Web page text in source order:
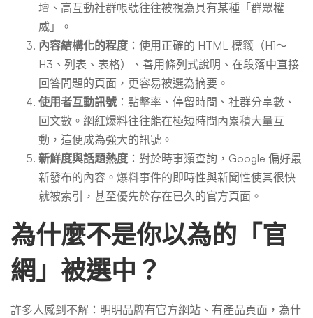
壇、高互動社群帳號往往被視為具有某種「群眾權
威」。
內容結構化的程度 ：使用正確的 HTML 標籤（H1～
H3、列表、表格）、善用條列式說明、在段落中直接
回答問題的頁面，更容易被選為摘要。
使用者互動訊號 ：點擊率、停留時間、社群分享數、
回文數。網紅爆料往往能在極短時間內累積大量互
動，這便成為強大的訊號。
新鮮度與話題熱度 ：對於時事類查詢，Google 偏好最
新發布的內容。爆料事件的即時性與新聞性使其很快
就被索引，甚至優先於存在已久的官方頁面。
為什麼不是你以為的「官
網」被選中？
許多人感到不解：明明品牌有官方網站、有產品頁面，為什